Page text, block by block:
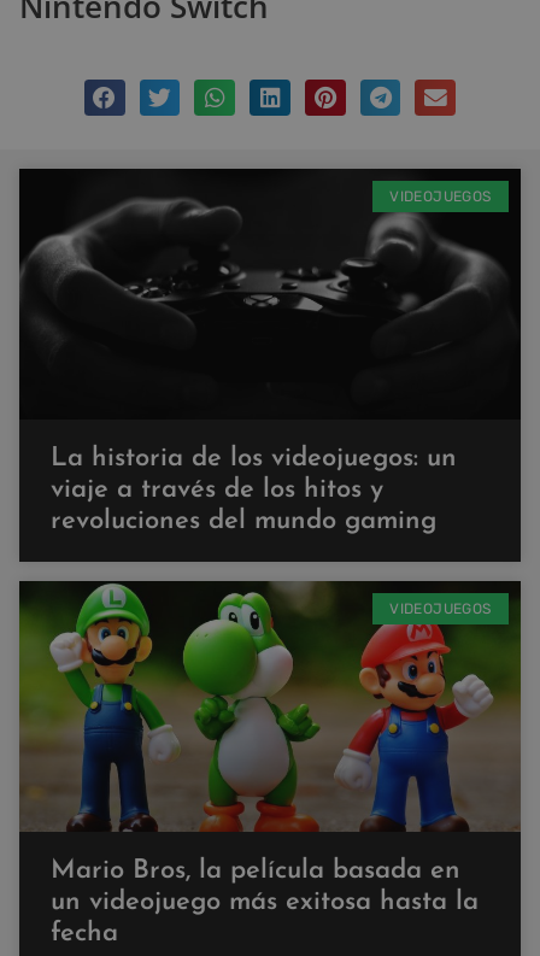
VIDEOJUEGOS
La historia de los videojuegos: un
viaje a través de los hitos y
revoluciones del mundo gaming
VIDEOJUEGOS
Mario Bros, la película basada en
un videojuego más exitosa hasta la
fecha